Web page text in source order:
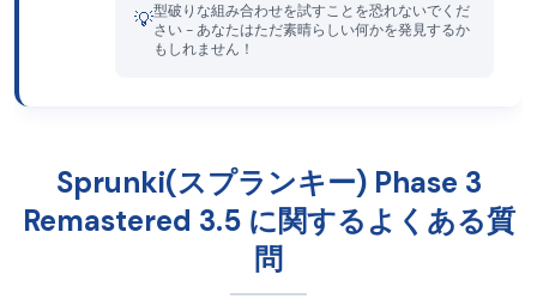
💡型破りな組み合わせを試すことを恐れないでくだ
さい - あなたはただ素晴らしい何かを発見するか
もしれません！
Sprunki(スプランキー) Phase 3
Remastered 3.5 に関するよくある質
問